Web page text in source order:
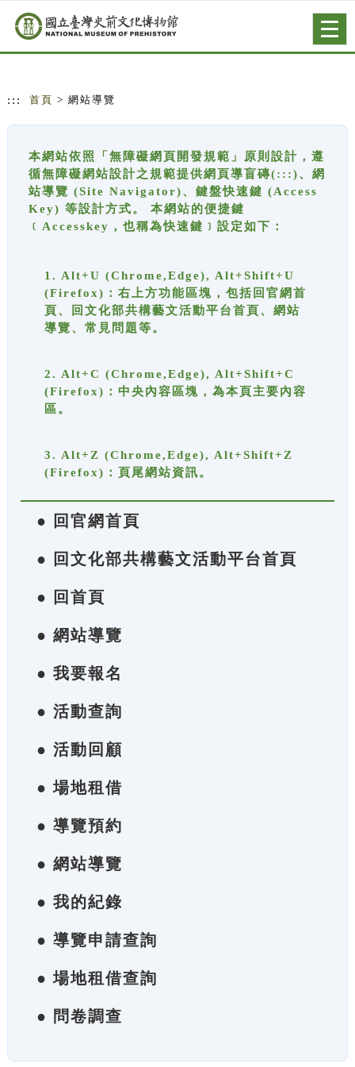
跳到主要內容
網站導覽
::: 首頁 > 網站導覽
本網站依照「無障礙網頁開發規範」原則設計，遵
循無障礙網站設計之規範提供網頁導盲磚(:::)、網
站導覽 (Site Navigator)、鍵盤快速鍵 (Access
Key) 等設計方式。 本網站的便捷鍵
﹝Accesskey，也稱為快速鍵﹞設定如下：
1. Alt+U (Chrome,Edge), Alt+Shift+U
(Firefox)：右上方功能區塊，包括回官網首
頁、回文化部共構藝文活動平台首頁、網站
導覽、常見問題等。
2. Alt+C (Chrome,Edge), Alt+Shift+C
(Firefox)：中央內容區塊，為本頁主要內容
區。
3. Alt+Z (Chrome,Edge), Alt+Shift+Z
(Firefox)：頁尾網站資訊。
● 回官網首頁
● 回文化部共構藝文活動平台首頁
● 回首頁
● 網站導覽
● 我要報名
● 活動查詢
● 活動回顧
● 場地租借
● 導覽預約
● 網站導覽
● 我的紀錄
● 導覽申請查詢
● 場地租借查詢
● 問卷調查